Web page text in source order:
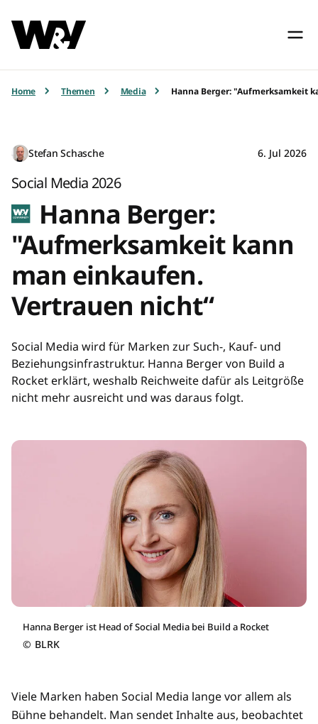
Home Themen Media Hanna Berger: "Aufmerksamkeit
Stefan Schasche 6. Jul 2026
Social Media 2026
Hanna Berger:
"Aufmerksamkeit kann
man einkaufen.
Vertrauen nicht“
Social Media wird für Marken zur Such-, Kauf- und
Beziehungsinfrastruktur. Hanna Berger von Build a
Rocket erklärt, weshalb Reichweite dafür als Leitgröße
nicht mehr ausreicht und was daraus folgt.
Hanna Berger ist Head of Social Media bei Build a Rocket
© BLRK
Viele Marken haben Social Media lange vor allem als
Bühne behandelt. Man sendet Inhalte aus, beobachtet